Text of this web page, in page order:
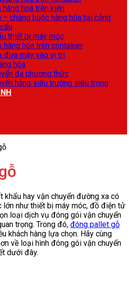
hàng hoá trên kiện
– chằng buộc hàng hóa tại cảng
thiết bị máy móc
hàng hóa trên container
đưa máy vào vị trí
hóa
đa phương thức
hàng siêu trường siêu trọng
khẩu hay vận chuyển đường xa có
như thiết bị máy móc, đồ điện tử
loại dịch vụ đóng gói vận chuyển
trọng. Trong đó, đóng pallet gỗ
khách hàng lựa chọn. Hãy cùng
về loại hình đóng gói vận chuyển
dưới đây.